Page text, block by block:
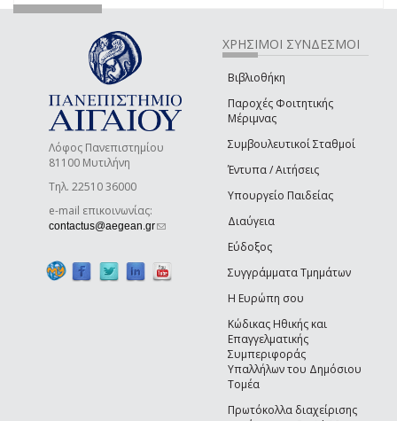
Λόφος Πανεπιστημίου
81100 Μυτιλήνη
Τηλ. 22510 36000
e-mail επικοινωνίας:
contactus@aegean.gr(link sends e-mail)
ΧΡΗΣΙΜΟΙ ΣΥΝΔΕΣΜΟΙ
Βιβλιοθήκη
Παροχές Φοιτητικής
Μέριμνας
Συμβουλευτικοί Σταθμοί
Έντυπα / Αιτήσεις
Υπουργείο Παιδείας
Διαύγεια
Εύδοξος
Συγγράμματα Τμημάτων
Η Ευρώπη σου
Κώδικας Ηθικής και
Επαγγελματικής
Συμπεριφοράς
Υπαλλήλων του Δημόσιου
Τομέα
Πρωτόκολλα διαχείρισης